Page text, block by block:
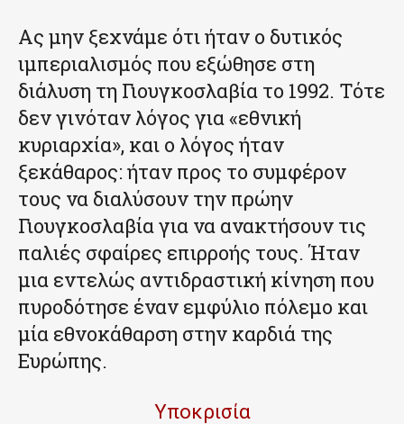
Ας μην ξεχνάμε ότι ήταν ο δυτικός
ιμπεριαλισμός που εξώθησε στη
διάλυση τη Γιουγκοσλαβία το 1992. Τότε
δεν γινόταν λόγος για «εθνική
κυριαρχία», και ο λόγος ήταν
ξεκάθαρος: ήταν προς το συμφέρον
τους να διαλύσουν την πρώην
Γιουγκοσλαβία για να ανακτήσουν τις
παλιές σφαίρες επιρροής τους. Ήταν
μια εντελώς αντιδραστική κίνηση που
πυροδότησε έναν εμφύλιο πόλεμο και
μία εθνοκάθαρση στην καρδιά της
Ευρώπης.
Υποκρισία